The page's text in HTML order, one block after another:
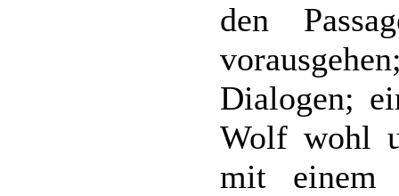
den
Dialogen;
Wolf wohl
mit einem